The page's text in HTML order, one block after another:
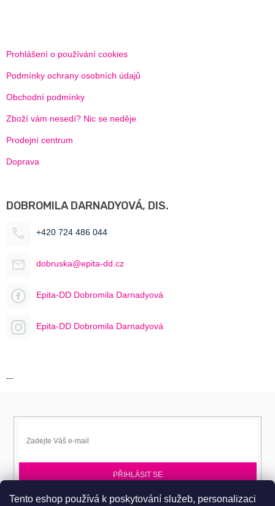
Tento eshop používá k poskytování služeb, personalizaci
Prohlášení o používání cookies
Podmínky ochrany osobních údajů
Obchodní podmínky
Zboží vám nesedí? Nic se neděje
Prodejní centrum
Doprava
DOBROMILA DARNADYOVÁ, DIS.
+420 724 486 044
dobruska@epita-dd.cz
Epita-DD Dobromila Darnadyová
Epita-DD Dobromila Darnadyová
---
PŘIHLÁSIT SE